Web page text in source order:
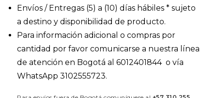
Envíos / Entregas (5) a (10) días hábiles * sujeto
a destino y disponibilidad de producto.
Para información adicional o compras por
cantidad por favor comunicarse a nuestra línea
de atención en Bogotá al 6012401844 o vía
WhatsApp 3102555723.